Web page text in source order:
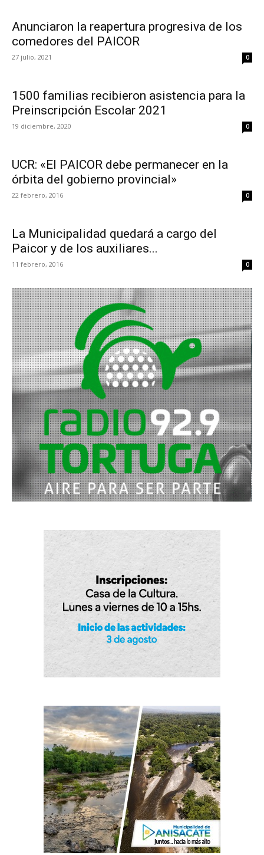
Anunciaron la reapertura progresiva de los
comedores del PAICOR
27 julio, 2021 0
1500 familias recibieron asistencia para la
Preinscripción Escolar 2021
19 diciembre, 2020 0
UCR: «El PAICOR debe permanecer en la
órbita del gobierno provincial»
22 febrero, 2016 0
La Municipalidad quedará a cargo del
Paicor y de los auxiliares...
11 febrero, 2016 0